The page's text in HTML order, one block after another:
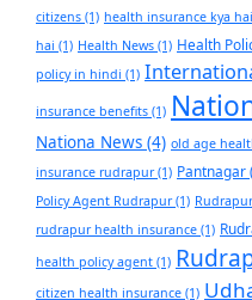
citizens (1) health insurance kya hai
hai (1) Health News (1) Health
policy in hindi (1)
insurance benefits (1)
Nationa News (4) old age
insurance rudrapur(1) Pantnagar
Policy Agent Rudrapur(1)
rudrapur health insurance (1)
health policy agent (1)
citizen health insurance (1)